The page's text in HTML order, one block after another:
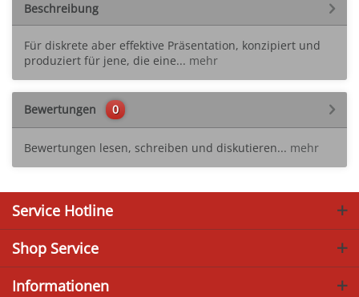
Beschreibung
Für diskrete aber effektive Präsentation, konzipiert und
produziert für jene, die eine... mehr
Bewertungen 0
Bewertungen lesen, schreiben und diskutieren... mehr
Service Hotline
Shop Service
Informationen